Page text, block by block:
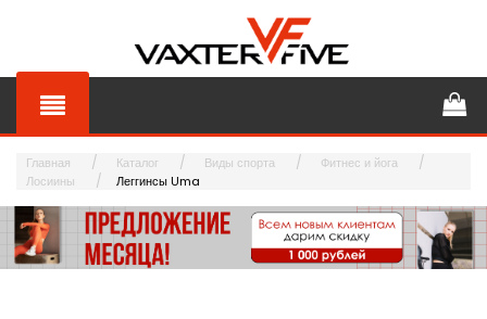
Главная Каталог Виды спорта
Фитнес и йога
Лосиины
Леггинсы Uma